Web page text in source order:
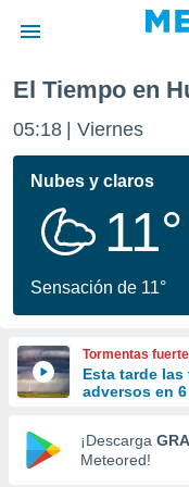
de
por
se
calidad.
a este
las
y
forma
digital
basada
El Tiempo en
05:18 Viernes
Nubes y claros
11°
Sensación de 11°
Tormentas
Esta tarde
adversos en
¡Descarga
Meteored!